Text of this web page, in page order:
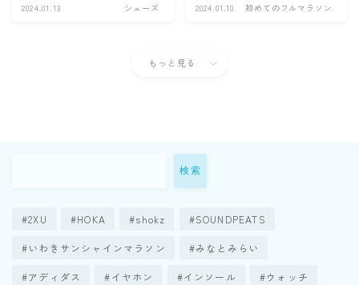
2024.01.13 シューズ 2024.01.10 初めてのフルマラソン
もっと見る
検索
2XU HOKA shokz SOUNDPEATS
いわきサンシャインマラソン みなとみらい
アディダス イヤホン インソール ウォッチ